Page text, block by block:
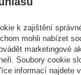
k zajištění
mohli nabízet
marketingové
Soubory cookie
informací najdete